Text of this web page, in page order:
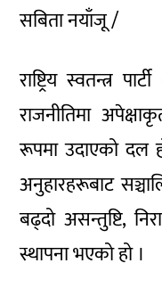
सबिता नयाँजू /
राष्ट्रिय स्वतन्त्र
राजनीतिमा
रूपमा उदाएको दल
अनुहारहरूबाट
बढ्दो असन्तुष्टि,
स्थापना भएको हो ।